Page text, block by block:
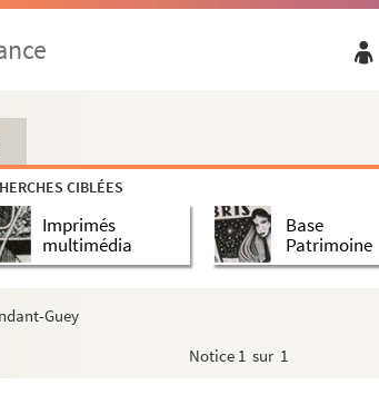
CIBLÉES
Imprimés
multimédia
Base
Patrimoine
Guey
Notice 1 sur 1
1944
- Ballon dirigeable et militaires
- Ballon dirigeable, véhicules et militaires
- Militaires
jusqu'à la tour de la Pelote
et pont Battant, avec barque lavandière
et pont Battant, avec 2 barques lavandières
de la République)